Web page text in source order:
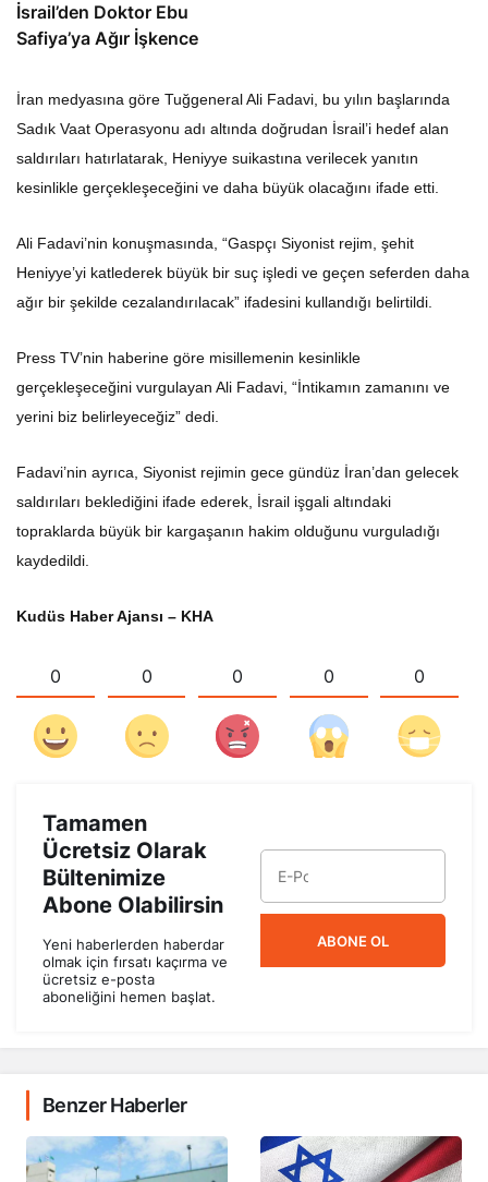
İsrail’den Doktor Ebu
Safiya’ya Ağır İşkence
İran medyasına göre Tuğgeneral Ali Fadavi, bu yılın başlarında
Sadık Vaat Operasyonu adı altında doğrudan İsrail’i hedef alan
saldırıları hatırlatarak, Heniyye suikastına verilecek yanıtın
kesinlikle gerçekleşeceğini ve daha büyük olacağını ifade etti.
Ali Fadavi’nin konuşmasında, “Gaspçı Siyonist rejim, şehit
Heniyye’yi katlederek büyük bir suç işledi ve geçen seferden daha
ağır bir şekilde cezalandırılacak” ifadesini kullandığı belirtildi.
Press TV’nin haberine göre misillemenin kesinlikle
gerçekleşeceğini vurgulayan Ali Fadavi, “İntikamın zamanını ve
yerini biz belirleyeceğiz” dedi.
Fadavi’nin ayrıca, Siyonist rejimin gece gündüz İran’dan gelecek
saldırıları beklediğini ifade ederek, İsrail işgali altındaki
topraklarda büyük bir kargaşanın hakim olduğunu vurguladığı
kaydedildi.
Kudüs Haber Ajansı – KHA
0 0 0 0 0
Tamamen
Ücretsiz Olarak
Bültenimize
Abone Olabilirsin
Yeni haberlerden haberdar
olmak için fırsatı kaçırma ve
ücretsiz e-posta
aboneliğini hemen başlat.
ABONE OL
Benzer Haberler